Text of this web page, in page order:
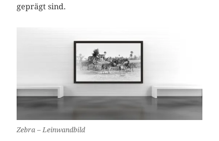
geprägt sind.
Zebra – Leinwandbild